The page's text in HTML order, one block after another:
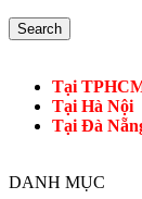
Search
Tại
Tại Hà Nội
Tại Đà
DANH MỤC